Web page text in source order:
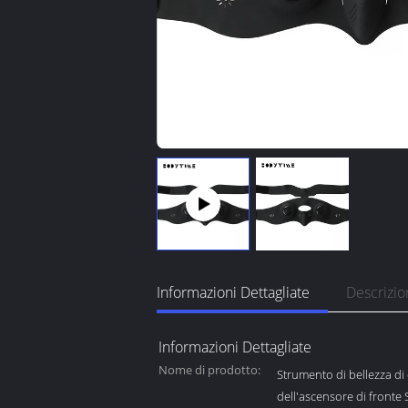
Informazioni Dettagliate
Informazioni Dettagliate
Nome di prodotto:
Strumento di bellezza
dell'ascensore di fronte